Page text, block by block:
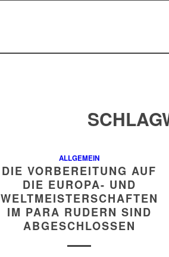
ALLGEMEIN
DIE VORBEREITUNG AUF
DIE EUROPA- UND
WELTMEISTERSCHAFTEN
IM PARA RUDERN SIND
ABGESCHLOSSEN